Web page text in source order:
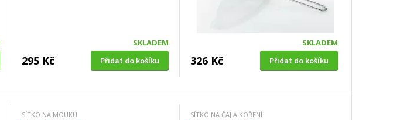
SKLADEM
295 Kč Přidat do košíku
SKLADEM
326 Kč Přidat do košíku
SÍTKO NA MOUKU SÍTKO NA ČAJ A KOŘENÍ